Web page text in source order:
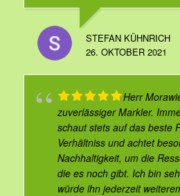
STEFAN KÜHNRICH
26. OKTOBER 2021
Herr
zuverlässiger Markler.
schaut stets auf das beste
Verhältniss und achtet
Nachhaltigkeit, um die
die es noch gibt. Ich bin
würde ihn jederzeit